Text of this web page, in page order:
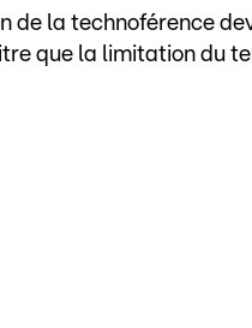
de la technoférence
que la limitation du